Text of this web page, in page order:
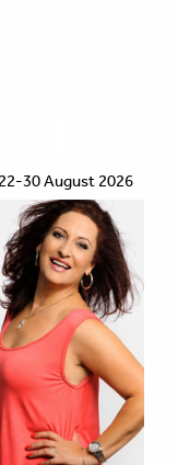
22-30 August 2026